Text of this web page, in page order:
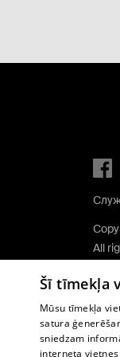
All
Šī tīmekļa
Mūsu tīmekļa
satura
sniedzam
interneta